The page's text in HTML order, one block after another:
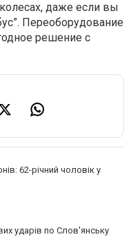
даже если вы
Переоборудование
решение с
62-річний чоловік у
ударів по Слов'янську